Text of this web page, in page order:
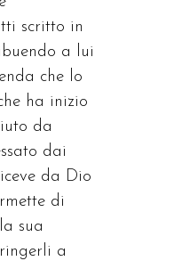
scritto in
a lui
che lo
ha inizio
da
dai
da Dio
di
sua
a